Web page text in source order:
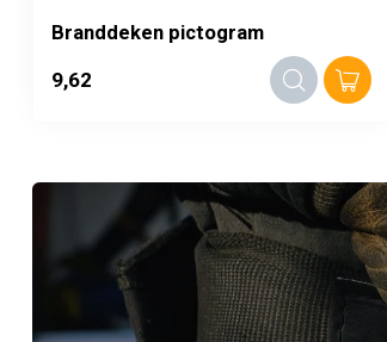
Branddeken pictogram
9,62